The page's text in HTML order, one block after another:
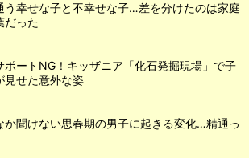
う幸せな子と不幸せな子…差を分けたのは家庭
だった
ポートNG！キッザニア「化石発掘現場」で子
見せた意外な姿
か聞けない思春期の男子に起きる変化…精通っ